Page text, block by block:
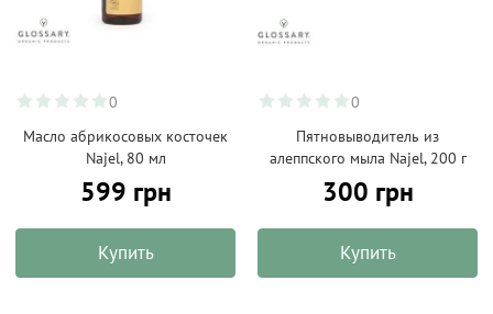
0
Масло абрикосовых косточек
Najel, 80 мл
599 грн
Купить
0
Пятновыводитель из
алеппского мыла Najel, 200 г
300 грн
Купить